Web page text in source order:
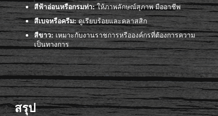
สีฟ้าอ่อนหรือกรมท่า:ให้ภาพลักษณ์สุภาพ มืออาชีพ
สีเบจหรือครีม:ดูเรียบร้อยและคลาสสิก
สีขาว:เหมาะกับงานราชการหรือองค์กรที่ต้องการความ
เป็นทางการ
สรุป